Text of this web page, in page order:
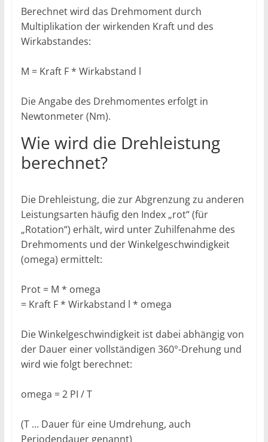
Berechnet wird das Drehmoment durch
Multiplikation der wirkenden Kraft und des
Wirkabstandes:
M = Kraft F * Wirkabstand l
Die Angabe des Drehmomentes erfolgt in
Newtonmeter (Nm).
Wie wird die Drehleistung
berechnet?
Die Drehleistung, die zur Abgrenzung zu anderen
Leistungsarten häufig den Index „rot“ (für
„Rotation“) erhält, wird unter Zuhilfenahme des
Drehmoments und der Winkelgeschwindigkeit
(omega) ermittelt:
Prot = M * omega
= Kraft F * Wirkabstand l * omega
Die Winkelgeschwindigkeit ist dabei abhängig von
der Dauer einer vollständigen 360°-Drehung und
wird wie folgt berechnet:
omega = 2 PI / T
(T ... Dauer für eine Umdrehung, auch
Periodendauer genannt)